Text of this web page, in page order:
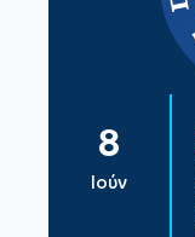
8
Ιούν